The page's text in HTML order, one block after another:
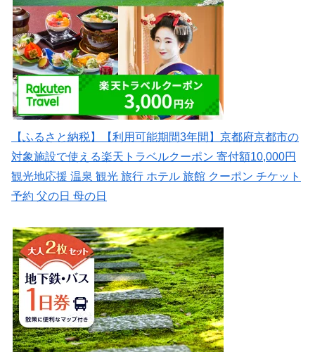
【ふるさと納税】【利用可能期間3年間】京都府京都市の
対象施設で使える楽天トラベルクーポン 寄付額10,000円
観光地応援 温泉 観光 旅行 ホテル 旅館 クーポン チケット
予約 父の日 母の日